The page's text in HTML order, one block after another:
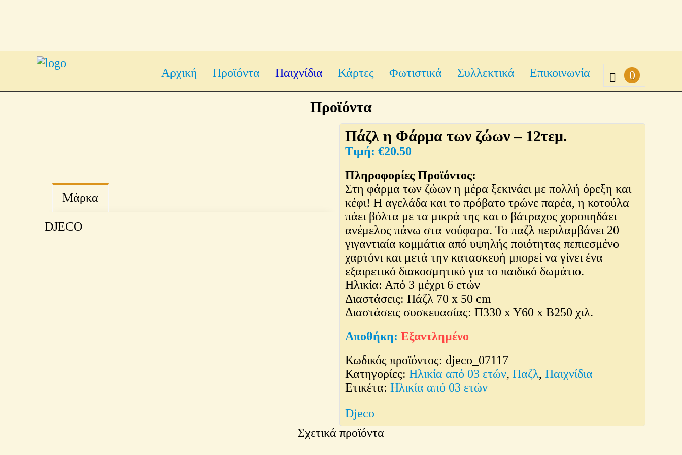
Αρχική Προϊόντα Παιχνίδια Κάρτες Φωτιστικά Συλλεκτικά Επικοινωνία 0
Προϊόντα
Πάζλ η Φάρμα των ζώων – 12τεμ.
€20.50
Πληροφορίες Προϊόντος:
Στη φάρμα των ζώων η μέρα ξεκινάει με πολλή όρεξη και
κέφι! Η αγελάδα και το πρόβατο τρώνε παρέα, η κοτούλα
πάει βόλτα με τα μικρά της και ο βάτραχος χοροπηδάει
ανέμελος πάνω στα νούφαρα. Το παζλ περιλαμβάνει 20
γιγαντιαία κομμάτια από υψηλής ποιότητας πεπιεσμένο
χαρτόνι και μετά την κατασκευή μπορεί να γίνει ένα
εξαιρετικό διακοσμητικό για το παιδικό δωμάτιο.
Ηλικία: Από 3 μέχρι 6 ετών
Διαστάσεις: Πάζλ 70 x 50 cm
Διαστάσεις συσκευασίας: Π330 x Y60 x Β250 χιλ.
Εξαντλημένο
Κωδικός προϊόντος:djeco_07117
Κατηγορίες:Ηλικία από 03 ετών,Παζλ,Παιχνίδια
Ετικέτα:Ηλικία από 03 ετών
Djeco
Μάρκα
DJECO
Σχετικά προϊόντα